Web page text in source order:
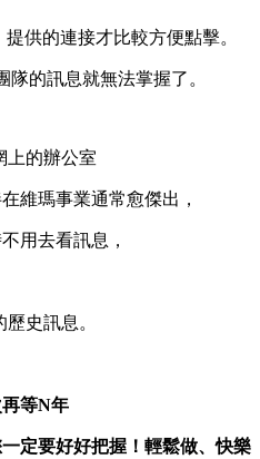
供的連接才比較方便點擊。
的訊息就無法掌握了。
上的辦公室
維瑪事業通常愈傑出，
用去看訊息，
史訊息。
等N年
定要好好把握！輕鬆做、快樂